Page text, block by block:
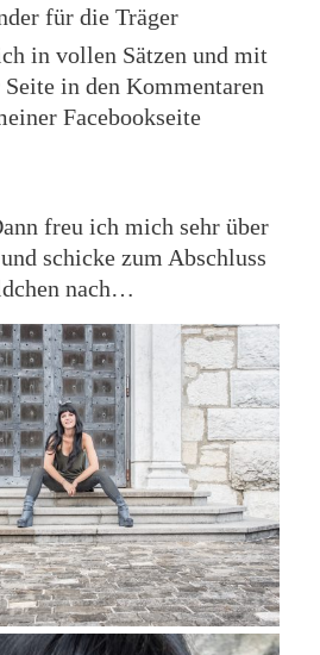
für die Träger
in vollen Sätzen und mit
Seite in den Kommentaren
Facebookseite
freu ich mich sehr über
schicke zum Abschluss
nach…